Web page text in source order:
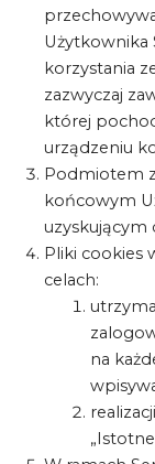
Użytkownika
korzystania
zazwyczaj
której
urządzeniu
Podmiotem
końcowym
uzyskującym
Pliki cookies
celach:
na